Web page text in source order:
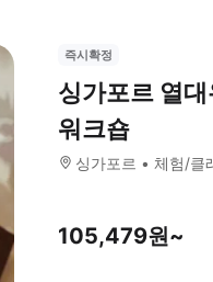
즉시확정
싱가포르 열
워크숍
싱가포르 체험/클
105,479원~